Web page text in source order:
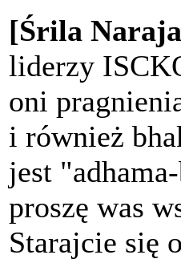
[Śrila
liderzy
oni
i również
jest
proszę was
Starajcie się